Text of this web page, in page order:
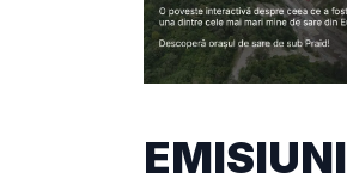
EMISIUNI